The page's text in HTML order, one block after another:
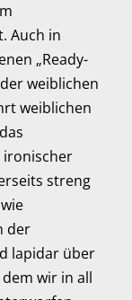
Auch in
„Ready-
weiblichen
weiblichen
ironischer
streng
der
lapidar über
wir in all